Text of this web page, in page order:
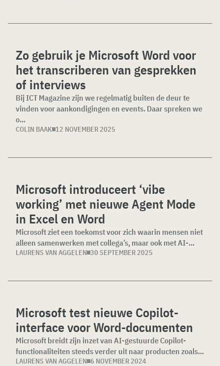
Zo gebruik je Microsoft Word voor
het transcriberen van gesprekken
of interviews
Bij ICT Magazine zijn we regelmatig buiten de deur te
vinden voor aankondigingen en events. Daar spreken we
o...
COLIN BAAK 12 NOVEMBER 2025
Microsoft introduceert ‘vibe
working’ met nieuwe Agent Mode
in Excel en Word
Microsoft ziet een toekomst voor zich waarin mensen niet
alleen samenwerken met collega’s, maar ook met AI-...
LAURENS VAN AGGELEN 30 SEPTEMBER 2025
Microsoft test nieuwe Copilot-
interface voor Word-documenten
Microsoft breidt zijn inzet van AI-gestuurde Copilot-
functionaliteiten steeds verder uit naar producten zoals...
LAURENS VAN AGGELEN 6 NOVEMBER 2024